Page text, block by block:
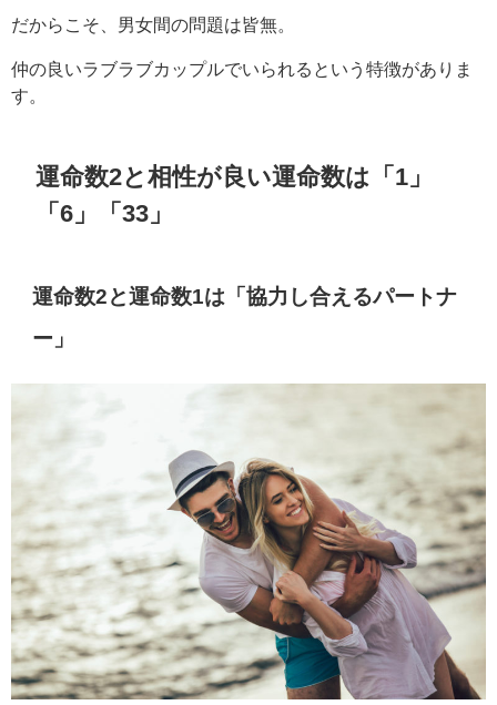
だからこそ、男女間の問題は皆無。
仲の良いラブラブカップルでいられるという特徴がありま
す。
運命数2と相性が良い運命数は「1」
「6」「33」
運命数2と運命数1は「協力し合えるパートナ
ー」